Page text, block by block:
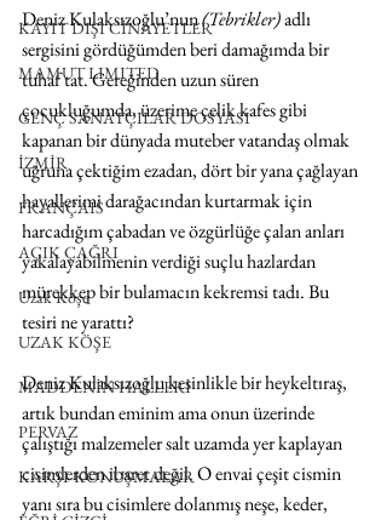
KAYIT DIŞI CİNAYETLER
MAMUT LIMITED
GENÇ SANATÇILAR DOSYASI
İZMİR
FRANÇAIS
AÇIK ÇAĞRI
Uzak Köşe
UZAK KÖŞE
MADDENİN HALLERİ
PERVAZ
KARŞI-KONUŞMALAR
Deniz Kulaksızoğlu’nun (Tebrikler) adlı
sergisini gördüğümden beri damağımda bir
tuhaf tat. Gereğinden uzun süren
çocukluğumda, üzerime çelik kafes gibi
kapanan bir dünyada muteber vatandaş olmak
uğruna çektiğim ezadan, dört bir yana çağlayan
hayallerimi darağacından kurtarmak için
harcadığım çabadan ve özgürlüğe çalan anları
yakalayabilmenin verdiği suçlu hazlardan
mürekkep bir bulamacın kekremsi tadı. Bu
tesiri ne yarattı?
Deniz Kulaksızoğlu kesinlikle bir heykeltıraş,
artık bundan eminim ama onun üzerinde
çalıştığı malzemeler salt uzamda yer kaplayan
cisimlerden ibaret değil. O envai çeşit cismin
yanı sıra bu cisimlere dolanmış neşe, keder,